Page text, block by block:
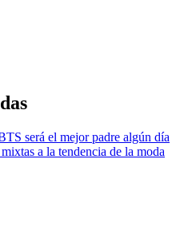
será el mejor padre algún día
a la tendencia de la moda